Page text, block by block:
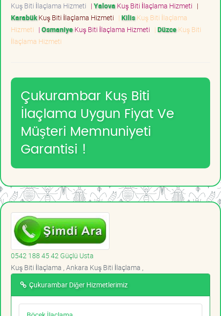
Kuş Biti İlaçlama Hizmeti | Yalova Kuş Biti İlaçlama Hizmeti |
KarabükKuş Biti İlaçlama Hizmeti | KilisKuş Biti İlaçlama
Hizmeti | OsmaniyeKuş Biti İlaçlama Hizmeti | DüzceKuş Biti
İlaçlama Hizmeti
Çukurambar Kuş Biti
İlaçlama Uygun Fiyat Ve
Müşteri Memnuniyeti
Garantisi !
0542 188 45 42 Güçlü Usta
Kuş Biti İlaçlama , Ankara Kuş Biti İlaçlama ,
Çukurambar Diğer Hizmetlerimiz